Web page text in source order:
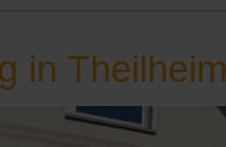
in Theilheim